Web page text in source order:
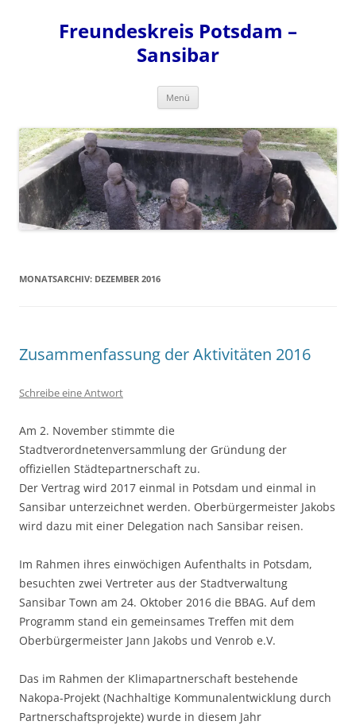
springenFreundeskreis Potsdam –
Sansibar
Menü
MONATSARCHIV: DEZEMBER 2016
Zusammenfassung der Aktivitäten 2016
Schreibe eine Antwort
Am 2. November stimmte die
Stadtverordnetenversammlung der Gründung der
offiziellen Städtepartnerschaft zu.
Der Vertrag wird 2017 einmal in Potsdam und einmal in
Sansibar unterzeichnet werden. Oberbürgermeister Jakobs
wird dazu mit einer Delegation nach Sansibar reisen.
Im Rahmen ihres einwöchigen Aufenthalts in Potsdam,
besuchten zwei Vertreter aus der Stadtverwaltung
Sansibar Town am 24. Oktober 2016 die BBAG. Auf dem
Programm stand ein gemeinsames Treffen mit dem
Oberbürgermeister Jann Jakobs und Venrob e.V.
Das im Rahmen der Klimapartnerschaft bestehende
Nakopa-Projekt (Nachhaltige Kommunalentwicklung durch
Partnerschaftsprojekte) wurde in diesem Jahr